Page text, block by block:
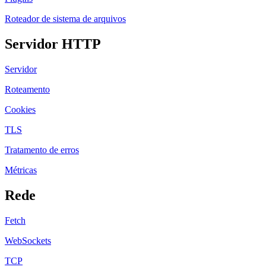
Roteador de sistema de arquivos
Servidor HTTP
Servidor
Roteamento
Cookies
TLS
Tratamento de erros
Métricas
Rede
Fetch
WebSockets
TCP